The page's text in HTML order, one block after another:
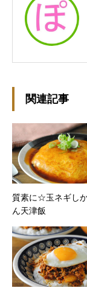
関連記事
質素に☆玉ネギし
ん天津飯